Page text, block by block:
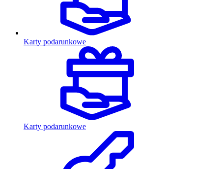
Karty podarunkowe
Karty podarunkowe